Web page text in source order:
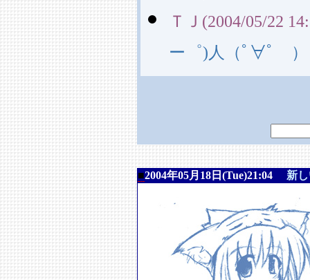
ＴＪ(2004/05/22
ー゜)人（ﾟ∀ﾟ ）
■2004年05月18日(Tue)21:04 新